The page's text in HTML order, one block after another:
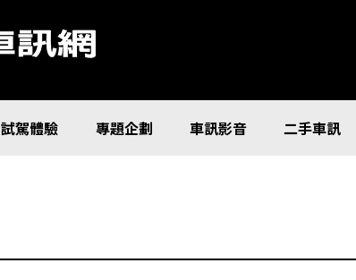
試駕體驗 專題企劃 車訊影音 二手車訊